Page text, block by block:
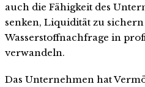
auch die Fähigkeit des
senken, Liquidität zu
Wasserstoffnachfrage in
verwandeln.
Das Unternehmen hat